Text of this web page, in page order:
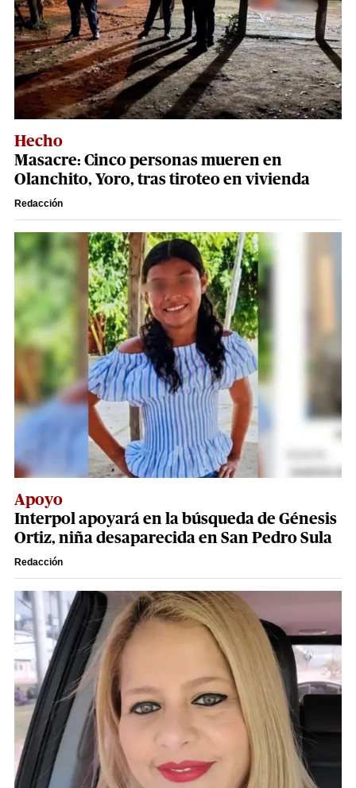
Hecho
Masacre: Cinco personas mueren en
Olanchito, Yoro, tras tiroteo en vivienda
Redacción
Apoyo
Interpol apoyará en la búsqueda de Génesis
Ortiz, niña desaparecida en San Pedro Sula
Redacción